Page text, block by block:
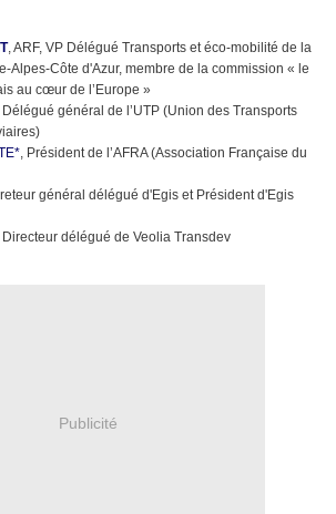
, ARF, VP Délégué Transports et éco-mobilité de la
Alpes-Côte d'Azur, membre de la commission « le
au cœur de l’Europe »
Délégué général de l’UTP (Union des Transports
, Président de l’AFRA (Association Française du
général délégué d'Egis et Président d'Egis
Directeur délégué de Veolia Transdev
Publicité